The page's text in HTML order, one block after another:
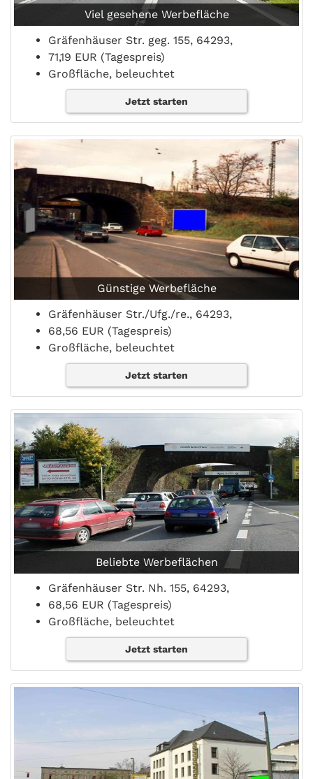
Viel gesehene Werbefläche
Gräfenhäuser Str. geg. 155, 64293,
71,19 EUR (Tagespreis)
Großfläche, beleuchtet
Jetzt starten
Günstige Werbefläche
Gräfenhäuser Str./Ufg./re., 64293,
68,56 EUR (Tagespreis)
Großfläche, beleuchtet
Jetzt starten
Beliebte Werbeflächen
Gräfenhäuser Str. Nh. 155, 64293,
68,56 EUR (Tagespreis)
Großfläche, beleuchtet
Jetzt starten